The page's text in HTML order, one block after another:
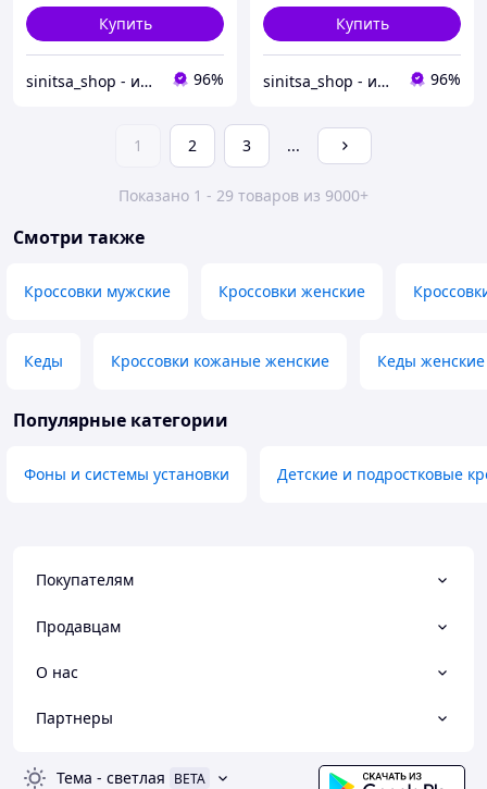
Купить
sinitsa_shop - интернет-магазин обуви 96%
Купить
sinitsa_shop - интернет-магазин обуви 96%
1 2 3 ...
Показано 1 - 29 товаров из 9000+
Смотри также
Кроссовки мужские Кроссовки женские
Кеды Кроссовки кожаные женские Кеды
Популярные категории
Фоны и системы установки Детские и подростковые
Покупателям
Продавцам
О нас
Партнеры
Тема - светлая BETA